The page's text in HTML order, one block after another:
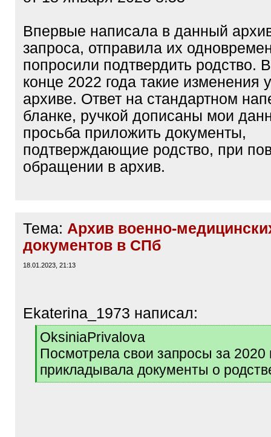
Впервые написала в данный
запроса, отправила их
попросили подтвердить родство.
конце 2022 года такие изменения
архиве. Ответ на стандартном
бланке, ручкой дописаны мои
просьба приложить документы,
подтверждающие родство, при
обращении в архив.
Тема: Архив военно-
документов в СПб
18.01.2023, 21:13
Ekaterina_1973 написал:
[
q
OksiniaPrivalova
Посмотрела свои запросы за 2020
прикладывала документы о
[